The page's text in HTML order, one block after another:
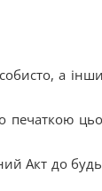
а
печаткою
Акт до